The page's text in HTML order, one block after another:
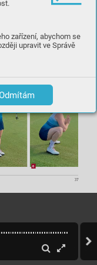
zařízení, abychom se
upravit ve Správě
37
6